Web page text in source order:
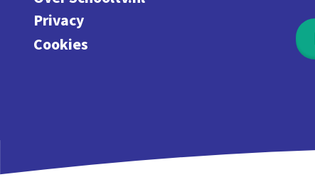
Privacy
Cookies